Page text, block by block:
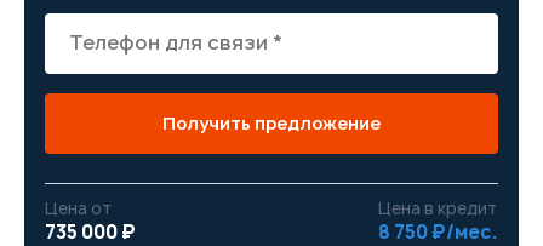
Получить предложение
Цена от
735 000 ₽
Цена в кредит
8 750 ₽/мес.